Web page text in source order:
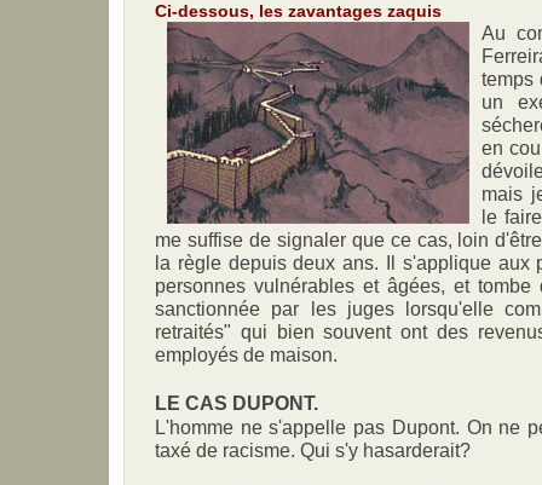
Ci-dessous, les zavantages zaquis
Au
temps
un
en
mais
le
me suffise de signaler que ce cas, loin
la règle depuis deux ans. Il s'applique aux
personnes vulnérables et âgées, et
sanctionnée par les juges lorsqu'elle
retraités" qui bien souvent ont des
employés de maison.
LE CAS DUPONT.
L'homme ne s'appelle pas Dupont. On ne
taxé de racisme. Qui s'y hasarderait?